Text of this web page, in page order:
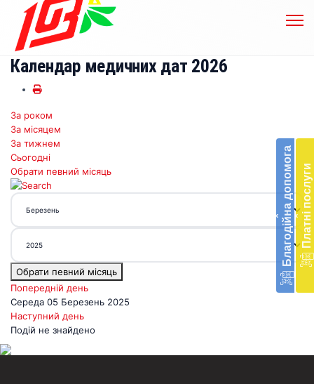
‹ Благодійна допомогав
‹ Платні послуги
Календар медичних дат 2026
За роком
За місяцем
За тижнем
Сьогодні
Обрати певний місяць
Обрати певний місяць
Попередній день
Середа 05 Березень 2025
Наступний день
Подій не знайдено